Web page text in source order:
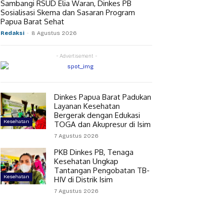
Sambangi RSUD Elia Waran, Dinkes PB
Sosialisasi Skema dan Sasaran Program
Papua Barat Sehat
Redaksi - 8 Agustus 2026
- Advertisement -
Kesehatan
Dinkes Papua Barat Padukan
Layanan Kesehatan
Bergerak dengan Edukasi
TOGA dan Akupresur di Isim
7 Agustus 2026
Kesehatan
PKB Dinkes PB, Tenaga
Kesehatan Ungkap
Tantangan Pengobatan TB-
HIV di Distrik Isim
7 Agustus 2026